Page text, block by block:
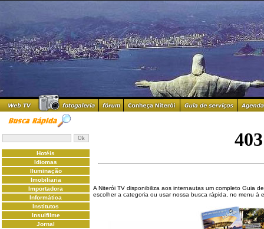
Hotéis
Idiomas
Iluminação
Imobiliaria
Importadora
Informática
Institutos
Insulfilme
Jornal
A Niterói TV disponibiliza aos internautas um completo Guia
escolher a categoria ou usar nossa busca rápida, no menu à